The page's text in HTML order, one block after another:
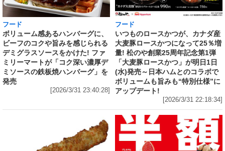
フード
ボリューム感あるハンバーグに、
ビーフのコクや旨みを感じられる
デミグラスソースをかけた! ファ
ミリーマートが「コク深い濃厚デ
ミソースの鉄板焼ハンバーグ」を
発売
[2026/3/31 23:40:28]
フード
いつものロースかつが、カナダ産
大麦豚ロースかつになって25％増
量! 松のや創業25周年記念第1弾
「大麦豚ロースかつ」が明日1日
(水)発売～日本ハムとのコラボで
ボリュームも旨みも“特別仕様”に
アップデート!
[2026/3/31 22:18:34]